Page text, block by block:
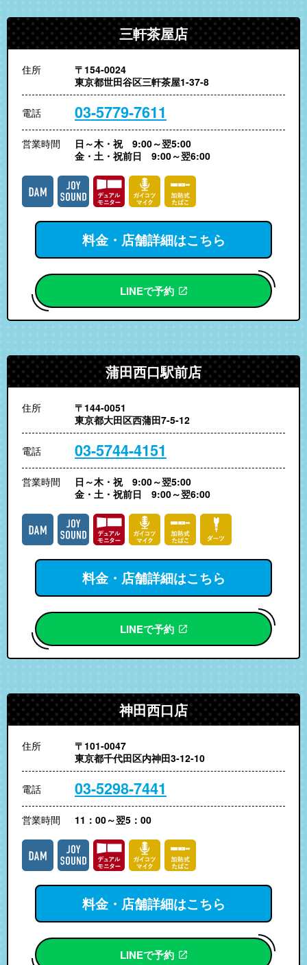
三軒茶屋店
住所
〒154-0024
東京都世田谷区三軒茶屋1-37-8
電話 03-5779-7611
営業時間
日～木・祝 9:00～翌5:00
金・土・祝前日 9:00～翌6:00
料金・店舗詳細はこちら
LINEで予約
蒲田西口駅前店
住所
〒144-0051
東京都大田区西蒲田7-5-12
電話 03-5744-4151
営業時間
日～木・祝 9:00～翌5:00
金・土・祝前日 9:00～翌6:00
料金・店舗詳細はこちら
LINEで予約
神田西口店
住所
〒101-0047
東京都千代田区内神田3-12-10
電話 03-5298-7441
営業時間 11：00～翌5：00
料金・店舗詳細はこちら
LINEで予約